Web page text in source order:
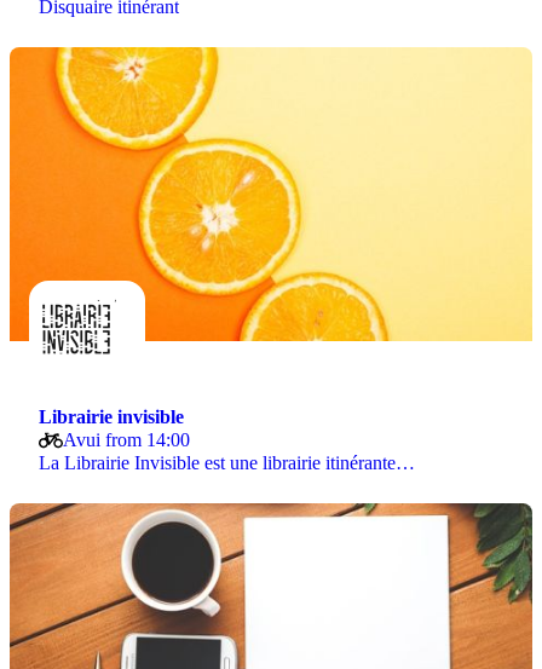
Disquaire itinérant
Librairie invisible
Avui from 14:00
La Librairie Invisible est une librairie itinérante…